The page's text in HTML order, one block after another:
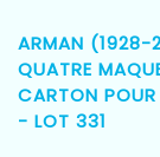
ARMAN
QUATRE
CARTON
- LOT 331